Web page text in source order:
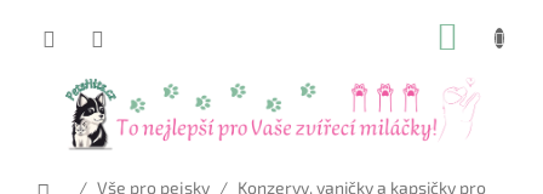
Domů
/ Vše pro pejsky / Konzervy, vaničky a kapsičky pro